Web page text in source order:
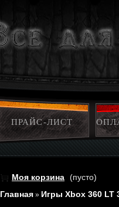
ПРАЙС-ЛИСТ
Моя корзина (пусто)
Главная » Игры Xbox 360 LT